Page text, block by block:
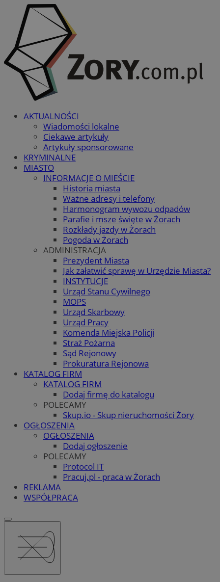
AKTUALNOŚCI
Wiadomości lokalne
Ciekawe artykuły
Artykuły sponsorowane
KRYMINALNE
MIASTO
INFORMACJE O MIEŚCIE
Historia miasta
Ważne adresy i telefony
Harmonogram wywozu odpadów
Parafie i msze święte w Żorach
Rozkłady jazdy w Żorach
Pogoda w Żorach
ADMINISTRACJA
Prezydent Miasta
Jak załatwić sprawę w Urzędzie Miasta?
INSTYTUCJE
Urząd Stanu Cywilnego
MOPS
Urząd Skarbowy
Urząd Pracy
Komenda Miejska Policji
Straż Pożarna
Sąd Rejonowy
Prokuratura Rejonowa
KATALOG FIRM
KATALOG FIRM
Dodaj firmę do katalogu
POLECAMY
Skup.io - Skup nieruchomości Żory
OGŁOSZENIA
OGŁOSZENIA
Dodaj ogłoszenie
POLECAMY
Protocol IT
Pracuj.pl - praca w Żorach
REKLAMA
WSPÓŁPRACA